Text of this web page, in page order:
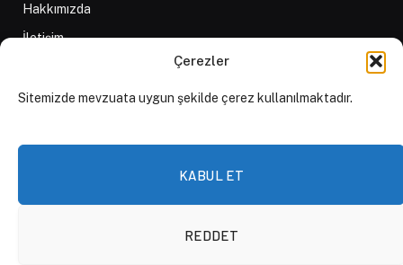
Çerezler
Sitemizde mevzuata uygun şekilde çerez kullanılmaktadır.
KABUL ET
REDDET
Hakkımızda
İletişim
D84 Yayınları